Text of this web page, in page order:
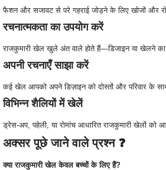
फैशन और सजावट से परे गहराई जोड़ने के लिए खोजों और
रचनात्मकता का उपयोग करें
राजकुमारी खेल खुले अंत वाले होते हैं—डिजाइन या खेलने का
अपनी रचनाएँ साझा करें
कई खेल आपको अपने डिज़ाइन को दोस्तों और परिवार के
विभिन्न शैलियों में खेलें
ड्रेस-अप, पहेली, या रोमांच आधारित राजकुमारी खेलों को
अक्सर पूछे जाने वाले प्रश्न ❓
क्या राजकुमारी खेल केवल बच्चों के लिए हैं?